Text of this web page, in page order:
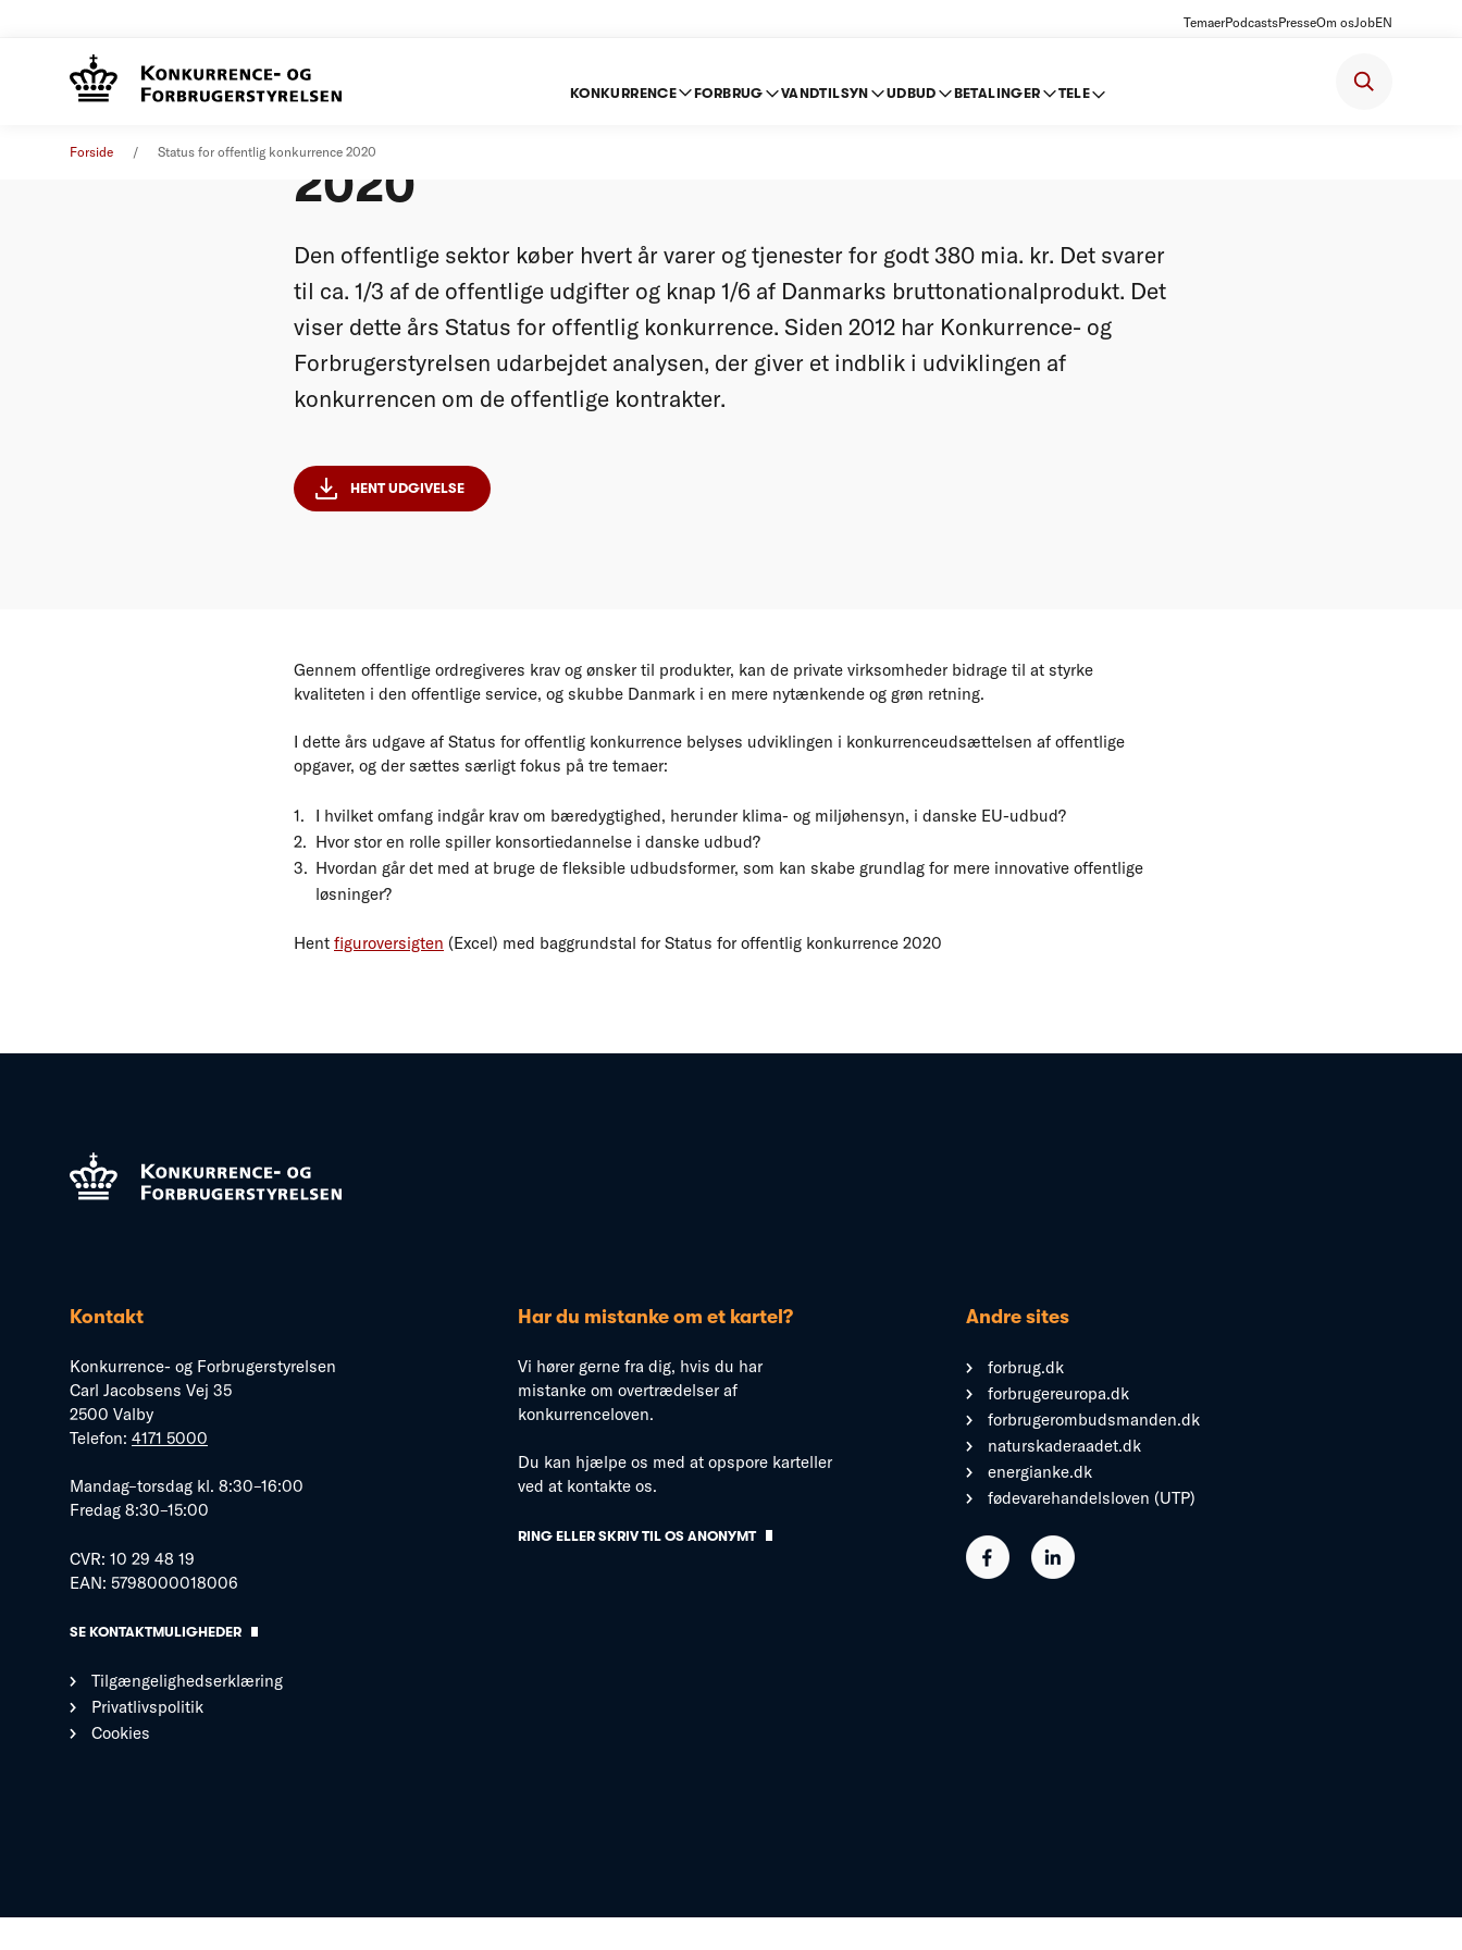
TemaerPodcastsPresseOm osJobEN
KONKURRENCE FORBRUG VANDTILSYN UDBUD BETALINGER TELE
Forside Status for offentlig konkurrence 2020
2020
Den offentlige sektor køber hvert år varer og tjenester for godt 380 mia. kr. Det svarer
til ca. 1/3 af de offentlige udgifter og knap 1/6 af Danmarks bruttonationalprodukt. Det
viser dette års Status for offentlig konkurrence. Siden 2012 har Konkurrence- og
Forbrugerstyrelsen udarbejdet analysen, der giver et indblik i udviklingen af
konkurrencen om de offentlige kontrakter.
HENT UDGIVELSE
Gennem offentlige ordregiveres krav og ønsker til produkter, kan de private virksomheder bidrage til at styrke
kvaliteten i den offentlige service, og skubbe Danmark i en mere nytænkende og grøn retning.
I dette års udgave af Status for offentlig konkurrence belyses udviklingen i konkurrenceudsættelsen af offentlige
opgaver, og der sættes særligt fokus på tre temaer:
I hvilket omfang indgår krav om bæredygtighed, herunder klima- og miljøhensyn, i danske EU-udbud?
Hvor stor en rolle spiller konsortiedannelse i danske udbud?
Hvordan går det med at bruge de fleksible udbudsformer, som kan skabe grundlag for mere innovative offentlige
løsninger?
Hent figuroversigten (Excel) med baggrundstal for Status for offentlig konkurrence 2020
Kontakt
Konkurrence- og Forbrugerstyrelsen
Carl Jacobsens Vej 35
2500 Valby
Telefon: 4171 5000
Mandag–torsdag kl. 8:30–16:00
Fredag 8:30–15:00
CVR: 10 29 48 19
EAN: 5798000018006
SE KONTAKTMULIGHEDER
Tilgængelighedserklæring
Privatlivspolitik
Cookies
Har du mistanke om et kartel?
Vi hører gerne fra dig, hvis du har
mistanke om overtrædelser af
konkurrenceloven.
Du kan hjælpe os med at opspore karteller
ved at kontakte os.
RING ELLER SKRIV TIL OS ANONYMT
Andre sites
forbrug.dk
forbrugereuropa.dk
forbrugerombudsmanden.dk
naturskaderaadet.dk
energianke.dk
fødevarehandelsloven (UTP)